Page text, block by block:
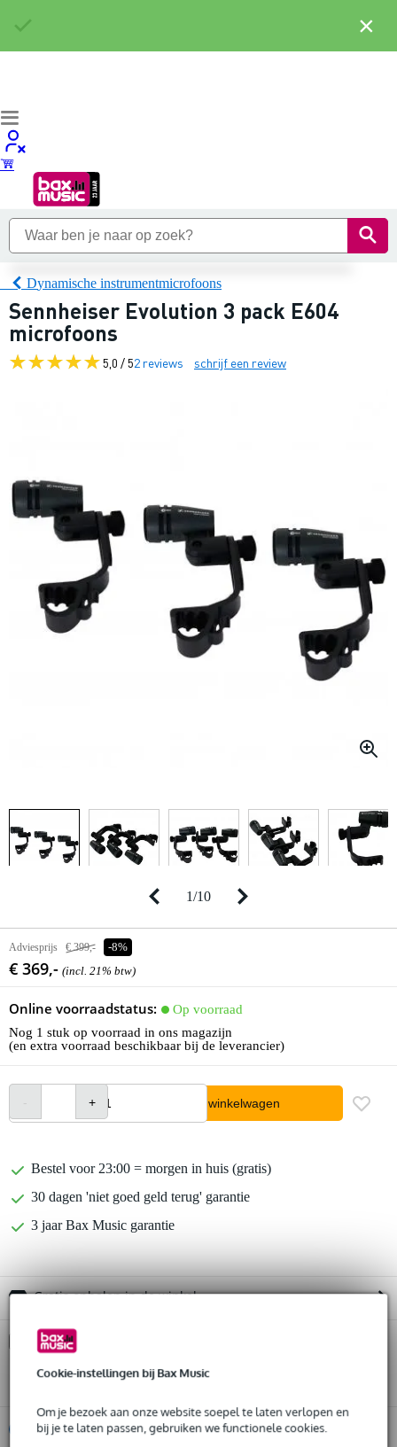
Cookie-instellingen bij Bax Music
Om je bezoek aan onze website soepel te laten verlopen en
bij je te laten passen, gebruiken we functionele cookies.
Dynamische instrumentmicrofoons
Sennheiser Evolution 3 pack E604
microfoons
5,0 / 52 reviews schrijf een review
1/10
Adviesprijs € 399,- -8%
€ 369,- (incl. 21% btw)
Online voorraadstatus:
Op voorraad
Nog 1 stuk op voorraad in ons magazijn
(en extra voorraad beschikbaar bij de leverancier)
In winkelwagen
Bestel voor 23:00 = morgen in huis (gratis)
30 dagen 'niet goed geld terug' garantie
3 jaar Bax Music garantie
Gratis ophalen in de winkel
Kies nu voor 2 jaar extra Bax Music garantie en meer
voordelen
€ 18,45 eenmalig
Huur dit product
×